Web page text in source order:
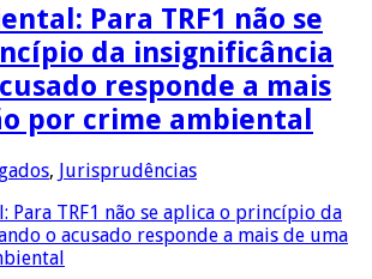
Para TRF1 não se
da insignificância
responde a mais
por crime ambiental
, Jurisprudências